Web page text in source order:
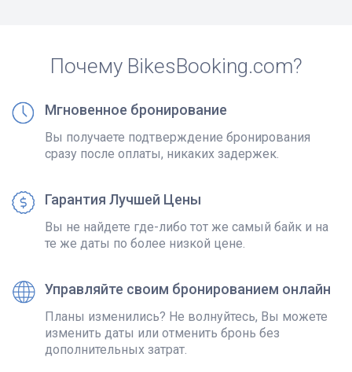
Почему BikesBooking.com?
Мгновенное бронирование
Вы получаете подтверждение бронирования
сразу после оплаты, никаких задержек.
Гарантия Лучшей Цены
Вы не найдете где-либо тот же самый байк и на
те же даты по более низкой цене.
Управляйте своим бронированием онлайн
Планы изменились? Не волнуйтесь, Вы можете
изменить даты или отменить бронь без
дополнительных затрат.